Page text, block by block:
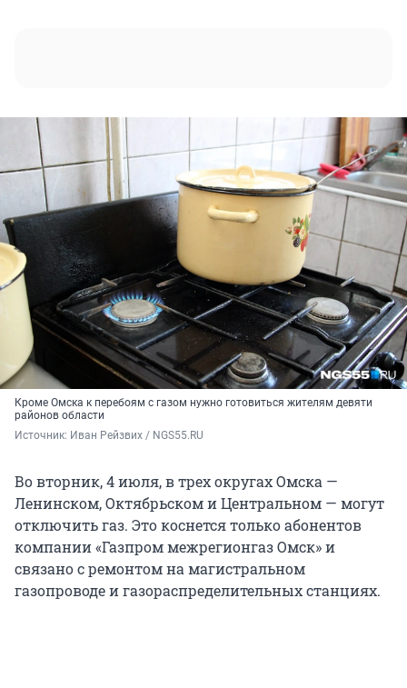
Кроме Омска к перебоям с газом нужно готовиться жителям девяти
районов области
Источник: Иван Рейзвих / NGS55.RU
Во вторник, 4 июля, в трех округах Омска —
Ленинском, Октябрьском и Центральном — могут
отключить газ. Это коснется только абонентов
компании «Газпром межрегионгаз Омск» и
связано с ремонтом на магистральном
газопроводе и газораспределительных станциях.